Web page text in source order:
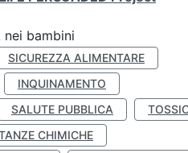
nei bambini
SICUREZZA ALIMENTARE
INQUINAMENTO
SALUTE PUBBLICA
CHIMICHE